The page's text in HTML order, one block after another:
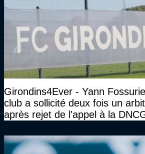
Girondins4Ever - Yann
club a sollicité deux fois un
après rejet de l'appel à la